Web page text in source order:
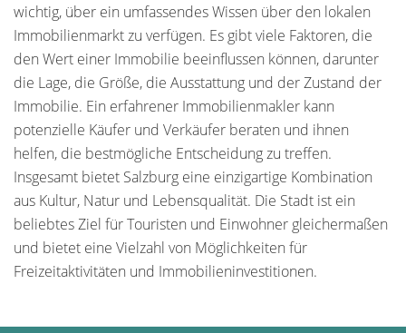
wichtig, über ein umfassendes Wissen über den lokalen
Immobilienmarkt zu verfügen. Es gibt viele Faktoren, die
den Wert einer Immobilie beeinflussen können, darunter
die Lage, die Größe, die Ausstattung und der Zustand der
Immobilie. Ein erfahrener Immobilienmakler kann
potenzielle Käufer und Verkäufer beraten und ihnen
helfen, die bestmögliche Entscheidung zu treffen.
Insgesamt bietet Salzburg eine einzigartige Kombination
aus Kultur, Natur und Lebensqualität. Die Stadt ist ein
beliebtes Ziel für Touristen und Einwohner gleichermaßen
und bietet eine Vielzahl von Möglichkeiten für
Freizeitaktivitäten und Immobilieninvestitionen.